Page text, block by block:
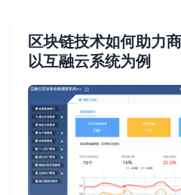
区块链技术如何助力
以互融云系统为例